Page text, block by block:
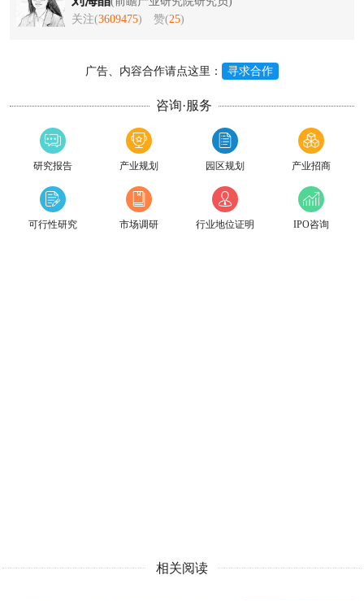
关注(3609475) 赞(25)
广告、内容合作请点这里： 寻求合作
咨询·服务
研究报告 产业规划 园区规划 产业招商
可行性研究 市场调研 行业地位证明 IPO咨询
相关阅读